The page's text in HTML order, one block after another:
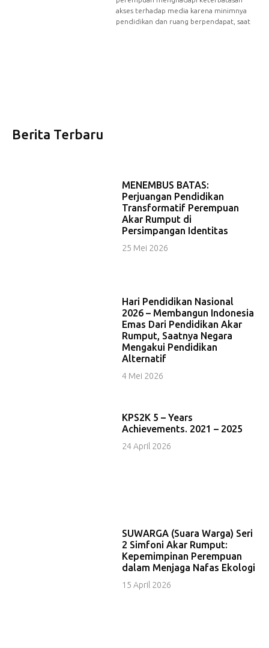
akses terhadap media karena minimnya
pendidikan dan ruang berpendapat, saat
Berita Terbaru
MENEMBUS BATAS:
Perjuangan Pendidikan
Transformatif Perempuan
Akar Rumput di
Persimpangan Identitas
25 Mei 2026
Hari Pendidikan Nasional
2026 – Membangun Indonesia
Emas Dari Pendidikan Akar
Rumput, Saatnya Negara
Mengakui Pendidikan
Alternatif
4 Mei 2026
KPS2K 5 – Years
Achievements. 2021 – 2025
24 April 2026
SUWARGA (Suara Warga) Seri
2 Simfoni Akar Rumput:
Kepemimpinan Perempuan
dalam Menjaga Nafas Ekologi
15 April 2026